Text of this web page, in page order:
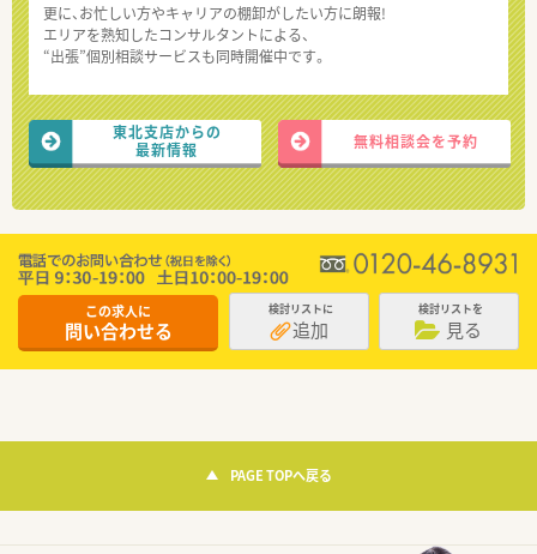
更に、お忙しい方やキャリアの棚卸がしたい方に朗報!
エリアを熟知したコンサルタントによる、
“出張”個別相談サービスも同時開催中です。
東北支店からの
最新情報
無料相談会を予約
この求人に
問い合わせる
検討リストに
追加
検討リストを
見る
PAGE TOPへ戻る